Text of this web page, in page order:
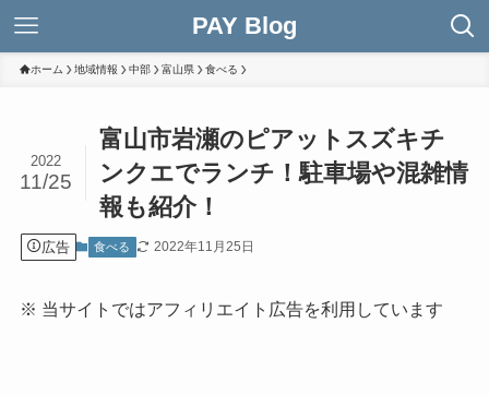
PAY Blog
ホーム 地域情報 中部 富山県 食べる
富山市岩瀬のピアットスズキチ
ンクエでランチ！駐車場や混雑情
報も紹介！
2022
11/25
広告 食べる 2022年11月25日
※ 当サイトではアフィリエイト広告を利用しています